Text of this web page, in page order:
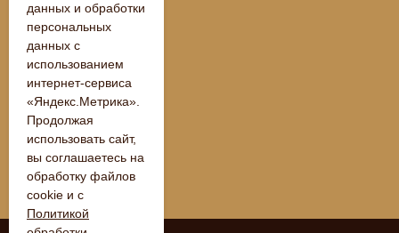
« Назад
данных и обработки
персональных
данных с
использованием
интернет-сервиса
«Яндекс.Метрика».
Продолжая
использовать сайт,
вы соглашаетесь на
обработку файлов
cookie и с
Политикой